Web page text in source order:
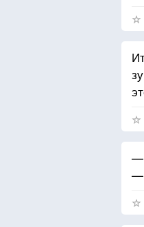
—
—